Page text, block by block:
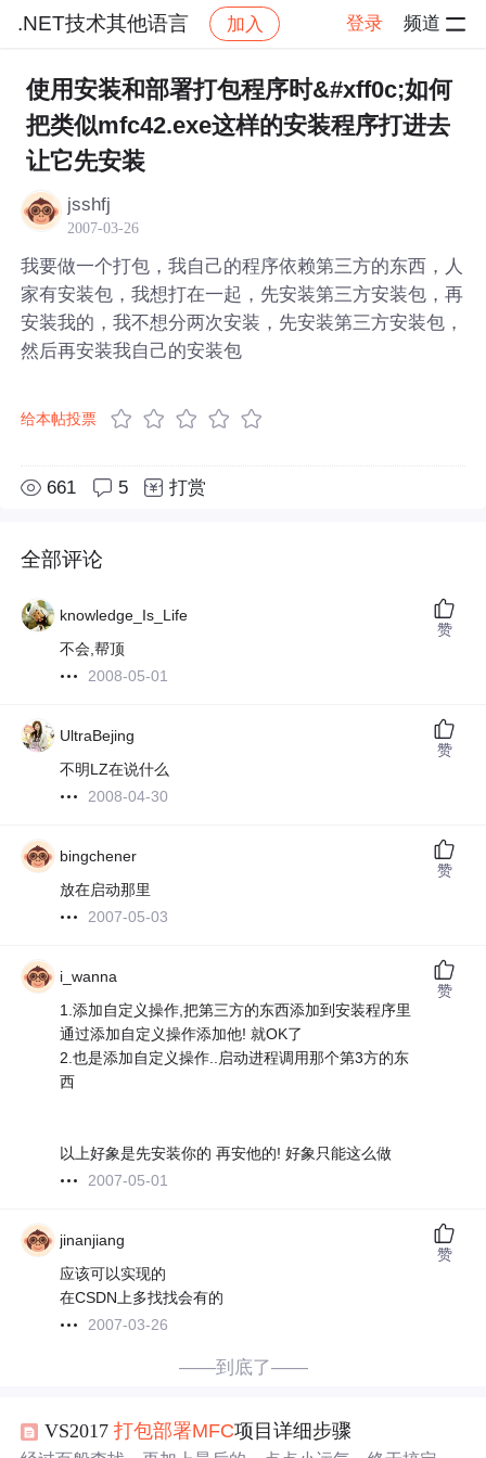
.NET技术其他语言 加入 登录 频道
社区 .NET技术其他语言 帖子详情
使用安装和部署打包程序时&#xff0c;如何
把类似mfc42.exe这样的安装程序打进去
让它先安装
jsshfj
2007-03-26
我要做一个打包，我自己的程序依赖第三方的东西，人
家有安装包，我想打在一起，先安装第三方安装包，再
安装我的，我不想分两次安装，先安装第三方安装包，
然后再安装我自己的安装包
给本帖投票
661 5 打赏
全部评论
knowledge_Is_Life
不会,帮顶
2008-05-01
赞
UltraBejing
不明LZ在说什么
2008-04-30
赞
bingchener
放在启动那里
2007-05-03
赞
i_wanna
1.添加自定义操作,把第三方的东西添加到安装程序里
通过添加自定义操作添加他! 就OK了
2.也是添加自定义操作..启动进程调用那个第3方的东
西
以上好象是先安装你的 再安他的! 好象只能这么做
2007-05-01
赞
jinanjiang
应该可以实现的
在CSDN上多找找会有的
2007-03-26
赞
——到底了——
VS2017打包部署MFC项目详细步骤